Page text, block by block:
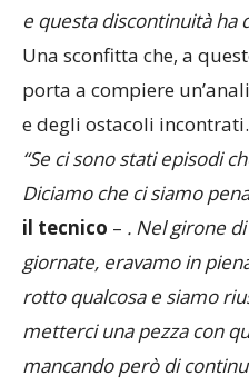
abbiamo giocato a
e questa discontinuità ha
Una sconfitta che, a
porta a compiere
e degli ostacoli incontrati.
“Se ci sono stati episodi
Diciamo che ci siamo
il tecnico–. Nel girone
giornate, eravamo in
rotto qualcosa e siamo
metterci una pezza con